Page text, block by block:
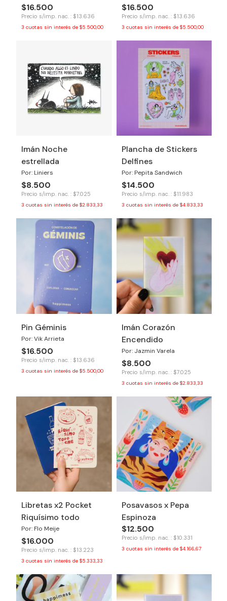
$16.500
Precio s/imp. nac. : $13.636
3 cuotas sin interés de $5.500,00
$16.500
Precio s/imp. nac. : $13.636
3 cuotas sin interés de $5.500,00
Imán Noche
estrellada
Por: Liniers
$8.500
Precio s/imp. nac. : $7.025
3 cuotas sin interés de $2.833,33
Plancha de Stickers
Delfines
Por: Pepita Sandwich
$14.500
Precio s/imp. nac. : $11.983
3 cuotas sin interés de $4.833,33
Pin Géminis
Por: Vik Arrieta
$16.500
Precio s/imp. nac. : $13.636
3 cuotas sin interés de $5.500,00
Imán Corazón
Encendido
Por: Jazmin Varela
$8.500
Precio s/imp. nac. : $7.025
3 cuotas sin interés de $2.833,33
Libretas x2 Pocket
Riquísimo todo
Por: Flo Meije
$16.000
Precio s/imp. nac. : $13.223
3 cuotas sin interés de $5.333,33
Posavasos x Pepa
Espinoza
$12.500
Precio s/imp. nac. : $10.331
3 cuotas sin interés de $4.166,67